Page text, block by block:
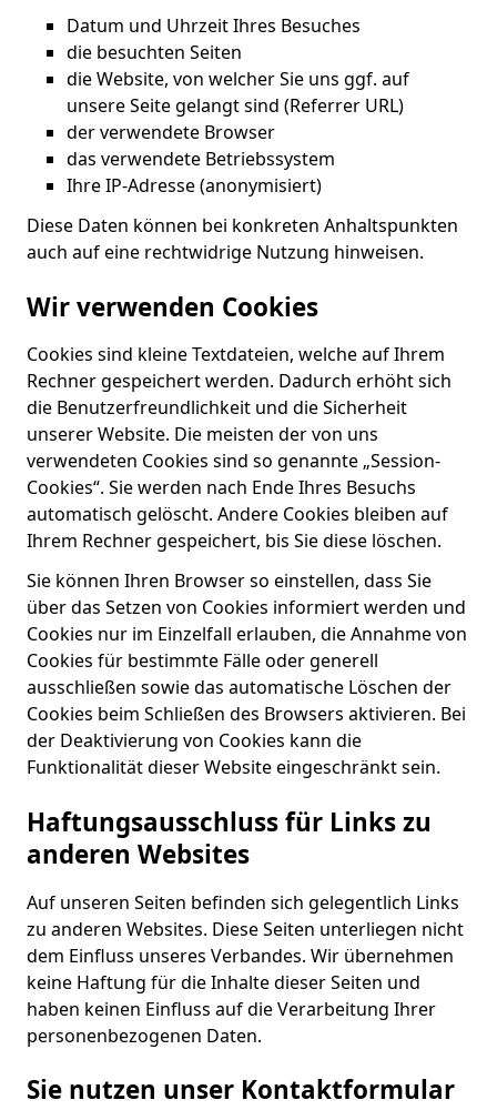
Datum und Uhrzeit Ihres Besuches
die besuchten Seiten
die Website, von welcher Sie uns ggf. auf
unsere Seite gelangt sind (Referrer URL)
der verwendete Browser
das verwendete Betriebssystem
Ihre IP-Adresse (anonymisiert)
Diese Daten können bei konkreten Anhaltspunkten
auch auf eine rechtwidrige Nutzung hinweisen.
Wir verwenden Cookies
Cookies sind kleine Textdateien, welche auf Ihrem
Rechner gespeichert werden. Dadurch erhöht sich
die Benutzerfreundlichkeit und die Sicherheit
unserer Website. Die meisten der von uns
verwendeten Cookies sind so genannte „Session-
Cookies“. Sie werden nach Ende Ihres Besuchs
automatisch gelöscht. Andere Cookies bleiben auf
Ihrem Rechner gespeichert, bis Sie diese löschen.
Sie können Ihren Browser so einstellen, dass Sie
über das Setzen von Cookies informiert werden und
Cookies nur im Einzelfall erlauben, die Annahme von
Cookies für bestimmte Fälle oder generell
ausschließen sowie das automatische Löschen der
Cookies beim Schließen des Browsers aktivieren. Bei
der Deaktivierung von Cookies kann die
Funktionalität dieser Website eingeschränkt sein.
Haftungsausschluss für Links zu
anderen Websites
Auf unseren Seiten befinden sich gelegentlich Links
zu anderen Websites. Diese Seiten unterliegen nicht
dem Einfluss unseres Verbandes. Wir übernehmen
keine Haftung für die Inhalte dieser Seiten und
haben keinen Einfluss auf die Verarbeitung Ihrer
personenbezogenen Daten.
Sie nutzen unser Kontaktformular